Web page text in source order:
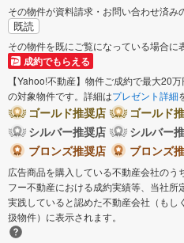
その物件が資料請求・お問い合わせ済み
既読
その物件を既にご覧になっている場合に
成約でもらえる
【Yahoo!不動産】物件ご成約で最大20
の対象物件です。詳細はプレゼント詳細
ゴールド推奨店
ゴールド
シルバー推奨店
シルバー
ブロンズ推奨店
ブロンズ
広告商品を購入している不動産会社の
フー不動産における成約実績等、当社
実践していると認めた不動産会社（もし
扱物件）に表示されます。